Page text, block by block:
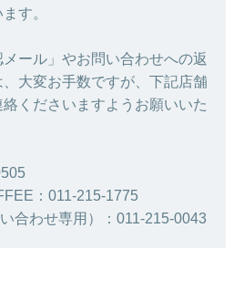
す。
メール」やお問い合わせへの返
大変お手数ですが、下記店舗
くださいますようお願いいた
：011-215-1775
合わせ専用）：011-215-0043